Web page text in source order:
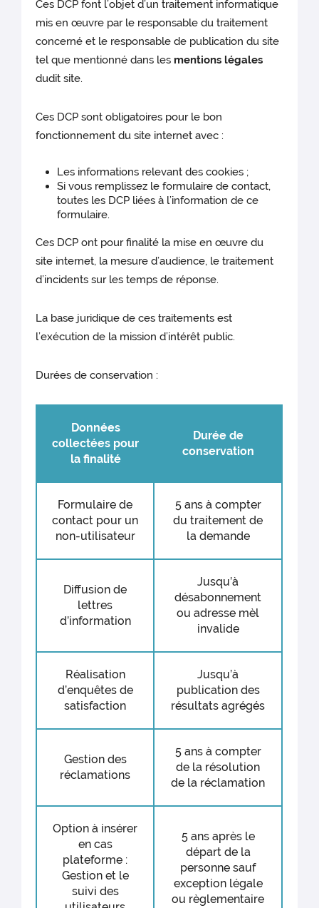
Ces DCP font l’objet d’un traitement informatique
mis en œuvre par le responsable du traitement
concerné et le responsable de publication du site
tel que mentionné dans les mentions légales
dudit site.
Ces DCP sont obligatoires pour le bon
fonctionnement du site internet avec :
Les informations relevant des cookies ;
Si vous remplissez le formulaire de contact,
toutes les DCP liées à l’information de ce
formulaire.
Ces DCP ont pour finalité la mise en œuvre du
site internet, la mesure d’audience, le traitement
d’incidents sur les temps de réponse.
La base juridique de ces traitements est
l’exécution de la mission d’intérêt public.
Durées de conservation :
Données
collectées pour
la finalité
Durée de
conservation
Formulaire de
contact pour un
non-utilisateur
5 ans à compter
du traitement de
la demande
Diffusion de
lettres
d’information
Jusqu’à
désabonnement
ou adresse mèl
invalide
Réalisation
d’enquêtes de
satisfaction
Jusqu’à
publication des
résultats agrégés
Gestion des
réclamations
5 ans à compter
de la résolution
de la réclamation
Option à insérer
en cas
plateforme :
Gestion et le
suivi des
5 ans après le
départ de la
personne sauf
exception légale
ou règlementaire